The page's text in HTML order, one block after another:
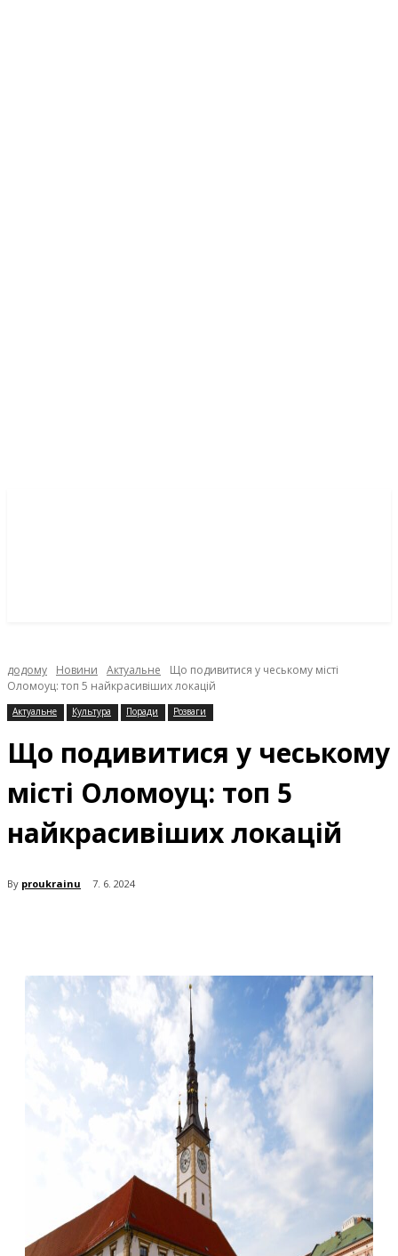
додому Новини Актуальне
Що подивитися у чеському місті
Оломоуц: топ 5 найкрасивіших локацій
Актуальне Культура Поради Розваги
Що подивитися у чеському
місті Оломоуц: топ 5
найкрасивіших локацій
By proukrainu 7. 6. 2024